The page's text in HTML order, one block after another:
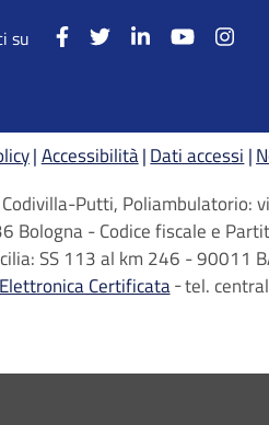
su
Accessibilità Dati accessi
Putti,
Bologna - Codice fiscale e
SS 113 al km 246 - 90011
Certificata tel.